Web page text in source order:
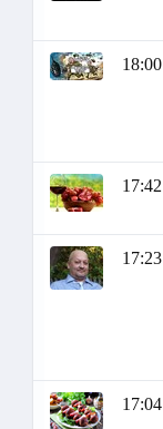
18:00
17:42
17:23
17:04